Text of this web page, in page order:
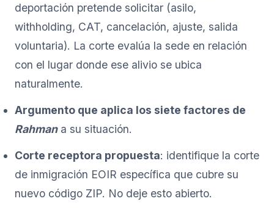
deportación pretende solicitar (asilo,
withholding, CAT, cancelación, ajuste, salida
voluntaria). La corte evalúa la sede en relación
con el lugar donde ese alivio se ubica
naturalmente.
Argumento que aplica los siete factores de
Rahmana su situación.
Corte receptora propuesta: identifique la corte
de inmigración EOIR específica que cubre su
nuevo código ZIP. No deje esto abierto.